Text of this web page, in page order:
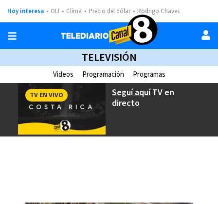
Hoy interesa OIJ Clima Precio del dólar Rodrigo Chaves
TELEVISIÓN
Videos Programación Programas
Seguí aquíTV en
directo
TV EN VIVO